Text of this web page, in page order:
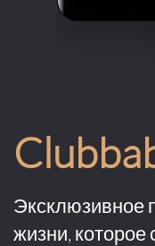
Эксклюзивное
жизни,